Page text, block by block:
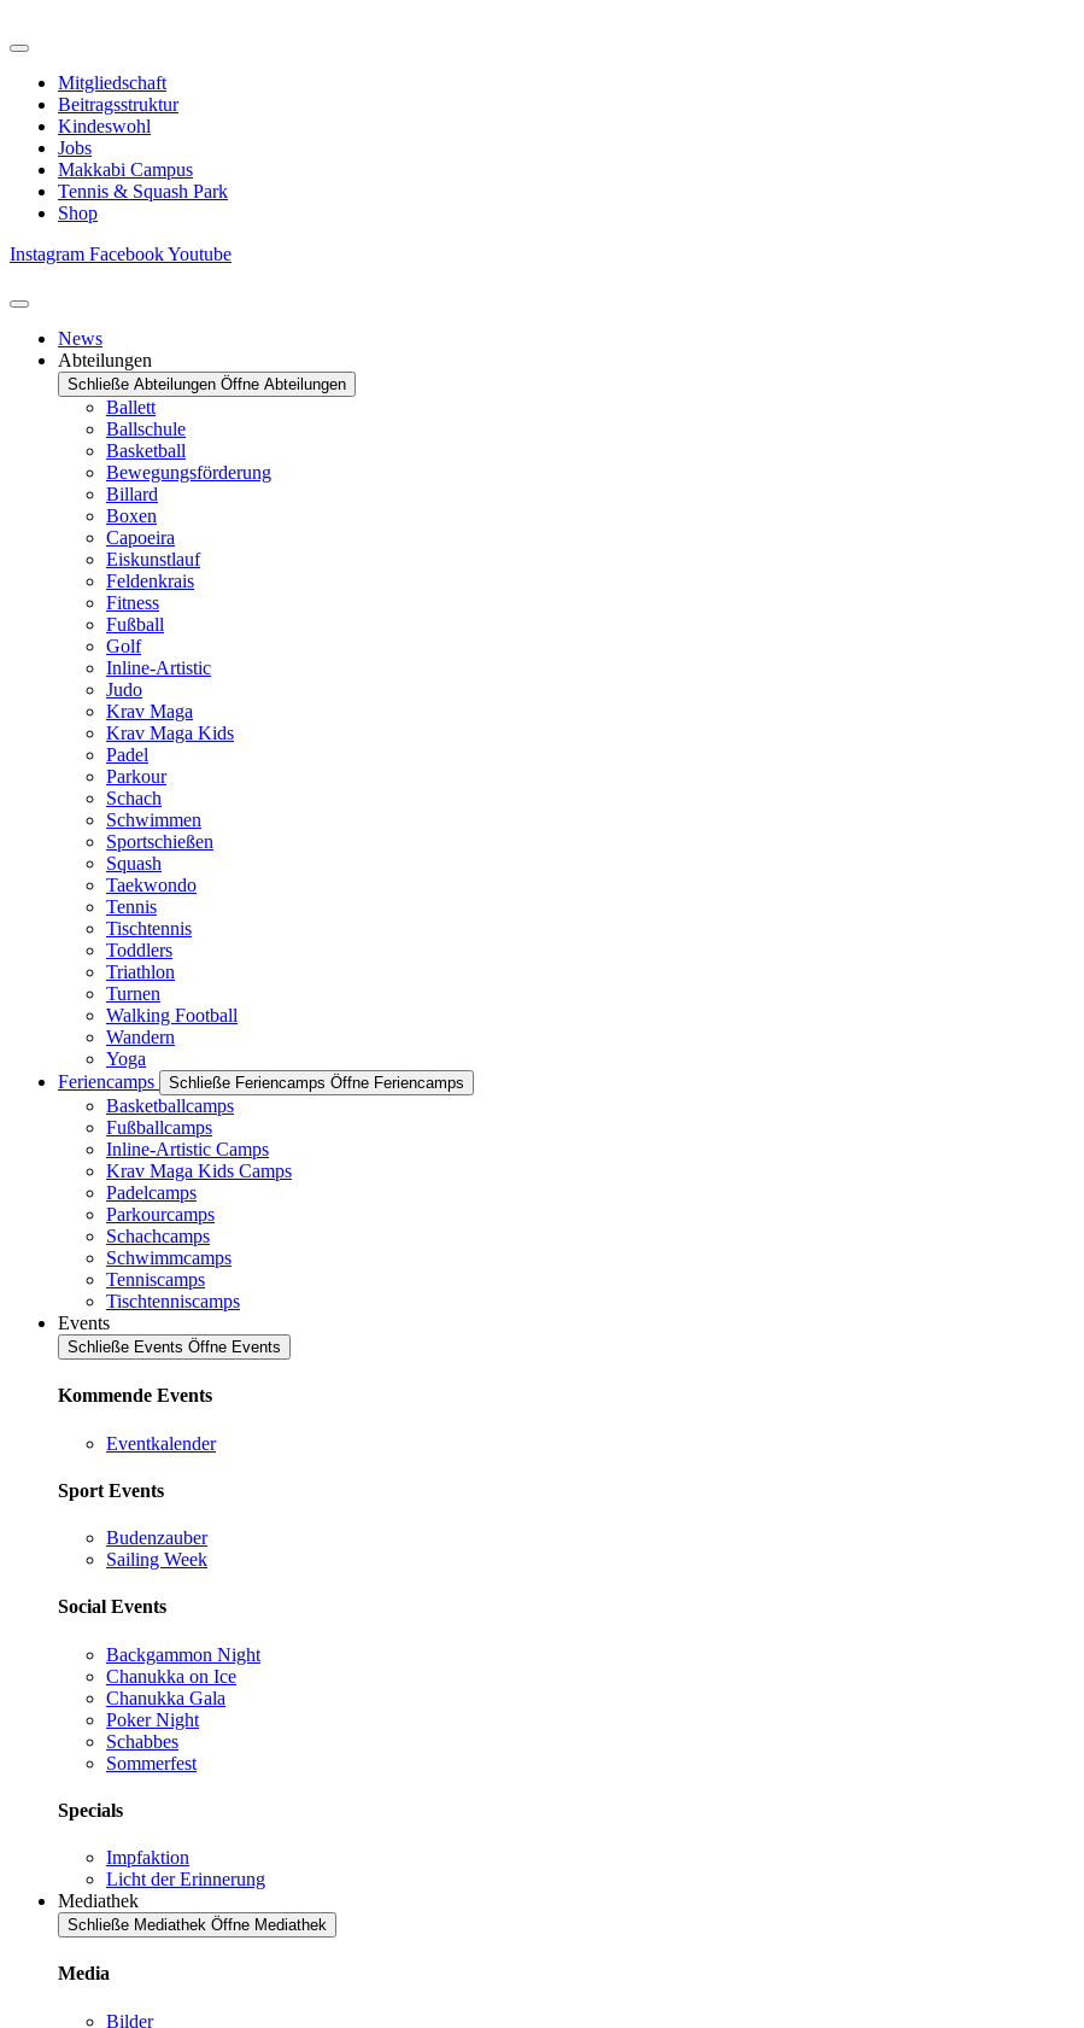
Inhalt
Mitgliedschaft
Beitragsstruktur
Kindeswohl
Jobs
Makkabi Campus
Tennis & Squash Park
Shop
Instagram FacebookYoutube
News
Abteilungen
Schließe Abteilungen Öffne Abteilungen
Ballett
Ballschule
Basketball
Bewegungsförderung
Billard
Boxen
Capoeira
Eiskunstlauf
Feldenkrais
Fitness
Fußball
Golf
Inline-Artistic
Judo
Krav Maga
Krav Maga Kids
Padel
Parkour
Schach
Schwimmen
Sportschießen
Squash
Taekwondo
Tennis
Tischtennis
Toddlers
Triathlon
Turnen
Walking Football
Wandern
Yoga
Feriencamps
Schließe Feriencamps Öffne Feriencamps
Basketballcamps
Fußballcamps
Inline-Artistic Camps
Krav Maga Kids Camps
Padelcamps
Parkourcamps
Schachcamps
Schwimmcamps
Tenniscamps
Tischtenniscamps
Events
Schließe Events Öffne Events
Kommende Events
Eventkalender
Sport Events
Budenzauber
Sailing Week
Social Events
Backgammon Night
Chanukka on Ice
Chanukka Gala
Poker Night
Schabbes
Sommerfest
Specials
Impfaktion
Licht der Erinnerung
Mediathek
Schließe Mediathek Öffne Mediathek
Media
Bilder